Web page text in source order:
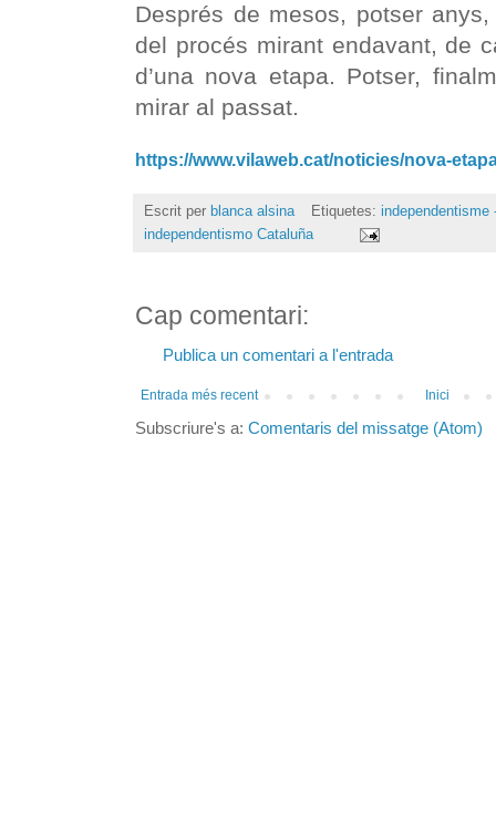
Després de mesos, potser
del procés mirant endavant, de
d’una nova etapa. Potser,
mirar al passat.
https://www.vilaweb.cat/noticies/nova-
Escrit per blanca alsina Etiquetes: independentisme
independentismo Cataluña
Cap comentari:
Publica un comentari a l'entrada
Entrada més recent Inici
Subscriure's a: Comentaris del missatge (Atom)